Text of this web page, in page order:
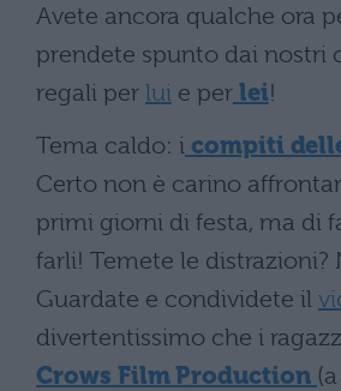
Avete ancora qualche ora
prendete spunto dai nostri
regali per luie perlei!
Tema caldo: i compiti
Certo non è carino
primi giorni di festa, ma di
farli! Temete le distrazioni?
Guardate e condividete il
divertentissimo che i
Crows Film Production